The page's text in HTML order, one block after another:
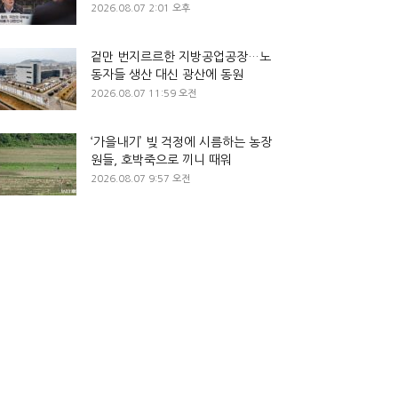
2026.08.07 2:01 오후
겉만 번지르르한 지방공업공장…노
동자들 생산 대신 광산에 동원
2026.08.07 11:59 오전
‘가을내기’ 빚 걱정에 시름하는 농장
원들, 호박죽으로 끼니 때워
2026.08.07 9:57 오전